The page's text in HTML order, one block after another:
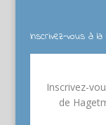
Inscrivez-vous à
Inscrivez-
de